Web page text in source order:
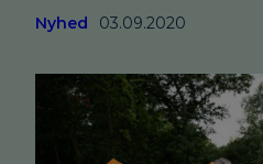
Nyhed 03.09.2020